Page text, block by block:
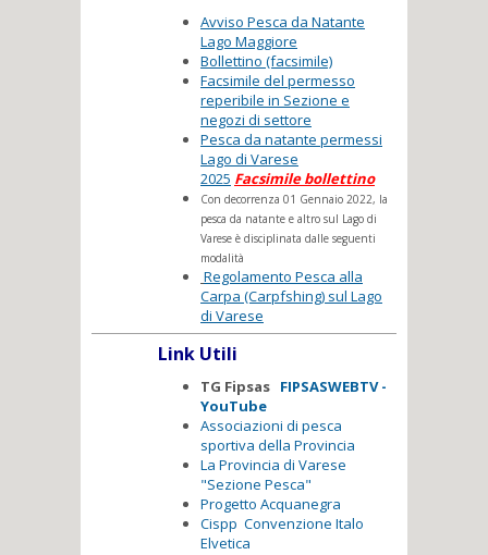
Avviso Pesca da Natante
Lago Maggiore
Bollettino (facsimile)
Facsimile del permesso
reperibile in Sezione e
negozi di settore
Pesca da natante permessi
Lago di Varese
2025 Facsimile bollettino
Con decorrenza 01 Gennaio 2022, la
pesca da natante e altro sul Lago di
Varese è disciplinata dalle seguenti
modalità
Regolamento Pesca alla
Carpa (Carpfshing) sul Lago
di Varese
Link Utili
TG Fipsas FIPSASWEBTV -
YouTube
Associazioni di pesca
sportiva della Provincia
La Provincia di Varese
"Sezione Pesca"
Progetto Acquanegra
Cispp Convenzione Italo
Elvetica